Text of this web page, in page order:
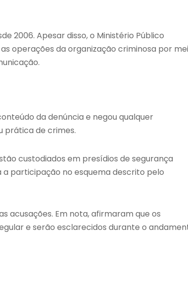
2006. Apesar disso, o Ministério Público
operações da organização criminosa por
da denúncia e negou qualquer
prática de crimes.
custodiados em presídios de segurança
a participação no esquema descrito pelo
acusações. Em nota, afirmaram que os
e serão esclarecidos durante o